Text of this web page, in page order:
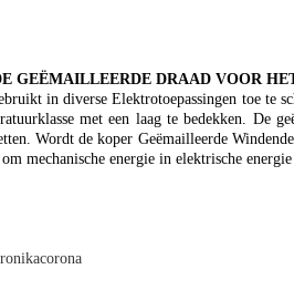
GEËMAILLEERDE DRAAD VOOR
in diverse Elektrotoepassingen toe te
met een laag te bedekken. De
Wordt de koper Geëmailleerde
mechanische energie in elektrische